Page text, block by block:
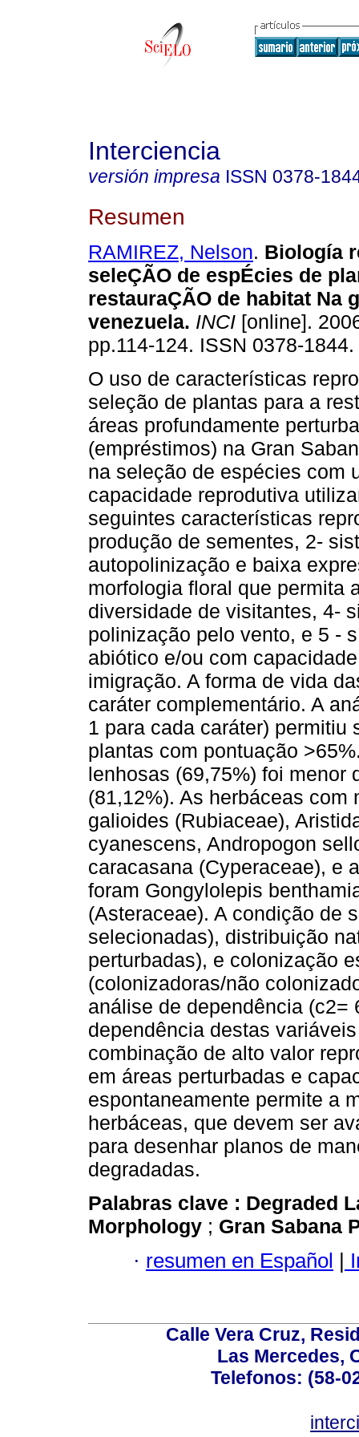
Interciencia
versión impresa ISSN 0378-
Resumen
RAMIREZ, Nelson. Biología
seleÇÃO de espÉcies de
restauraÇÃO de habitat Na
venezuela. INCI [online].
pp.114-124. ISSN 0378-1844.
O uso de características
seleção de plantas para a
áreas profundamente
(empréstimos) na Gran
na seleção de espécies com
capacidade reprodutiva
seguintes características
produção de sementes, 2-
autopolinização e baixa
morfologia floral que permita
diversidade de visitantes, 4-
polinização pelo vento, e 5 -
abiótico e/ou com
imigração. A forma de vida
caráter complementário. A
1 para cada caráter)
plantas com pontuação
lenhosas (69,75%) foi menor
(81,12%). As herbáceas com
galioides (Rubiaceae),
cyanescens, Andropogon
caracasana (Cyperaceae), e
foram Gongylolepis
(Asteraceae). A condição de
selecionadas), distribuição
perturbadas), e colonização
(colonizadoras/não
análise de dependência (c2=
dependência destas
combinação de alto valor
em áreas perturbadas e
espontaneamente permite a
herbáceas, que devem ser
para desenhar planos de
degradadas.
Palabras clave : Degraded
Morphology ; Gran Sabana
· resumen en Español |
Calle Vera Cruz,
Las Mercedes,
Telefonos: (58-